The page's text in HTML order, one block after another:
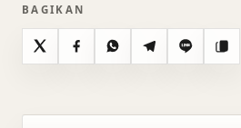
BAGIKAN
X FacebookWhatsAppTelegramLine Salin